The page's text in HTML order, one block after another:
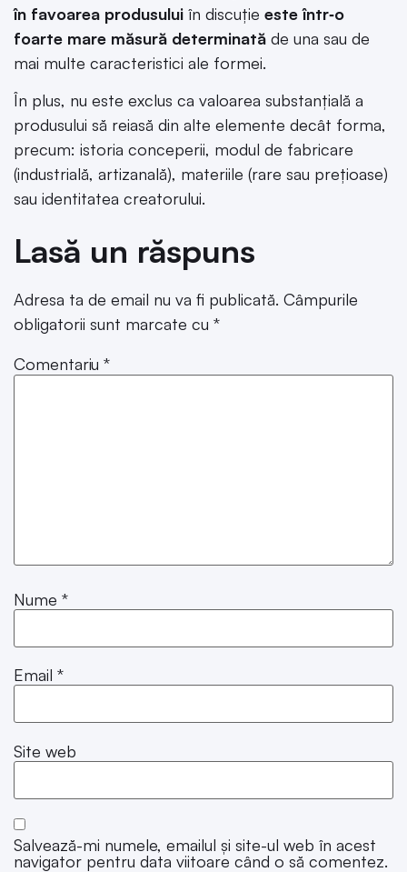
în favoarea produsului în discuție este într‑o
foarte mare măsură determinată de una sau de
mai multe caracteristici ale formei.
În plus, nu este exclus ca valoarea substanțială a
produsului să reiasă din alte elemente decât forma,
precum: istoria conceperii, modul de fabricare
(industrială, artizanală), materiile (rare sau prețioase)
sau identitatea creatorului.
Lasă un răspuns
Adresa ta de email nu va fi publicată. Câmpurile
obligatorii sunt marcate cu *
Comentariu *
Nume *
Email *
Site web
Salvează-mi numele, emailul și site-ul web în acest
navigator pentru data viitoare când o să comentez.